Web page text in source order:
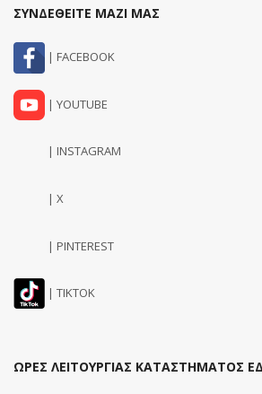
ΣΥΝΔΕΘΕΙΤΕ ΜΑΖΙ ΜΑΣ
| FACEBOOK
| YOUTUBE
| INSTAGRAM
| X
| PINTEREST
| TIKTOK
ΩΡΕΣ ΛΕΙΤΟΥΡΓΙΑΣ ΚΑΤΑΣΤΗΜΑΤΟΣ